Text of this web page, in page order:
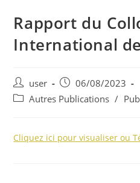
Rapport du
International de
user
06/08/2023
Autres Publications /
Cliquez ici pour visualiser ou